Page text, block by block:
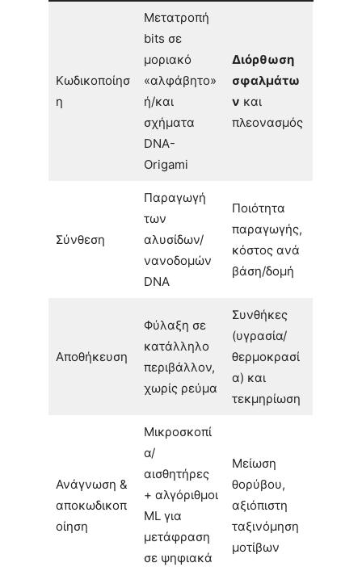
Κωδικοποίησ
η
Μετατροπή
bits σε
μοριακό
«αλφάβητο»
ή/και
σχήματα
DNA-
Origami
Διόρθωση
σφαλμάτω
ν και
πλεονασμός
Σύνθεση
Παραγωγή
των
αλυσίδων/
νανοδομών
DNA
Ποιότητα
παραγωγής,
κόστος ανά
βάση/δομή
Αποθήκευση
Φύλαξη σε
κατάλληλο
περιβάλλον,
χωρίς ρεύμα
Συνθήκες
(υγρασία/
θερμοκρασί
α) και
τεκμηρίωση
Ανάγνωση &
αποκωδικοπ
οίηση
Μικροσκοπί
α/
αισθητήρες
+ αλγόριθμοι
ML για
μετάφραση
σε ψηφιακά
Μείωση
θορύβου,
αξιόπιστη
ταξινόμηση
μοτίβων